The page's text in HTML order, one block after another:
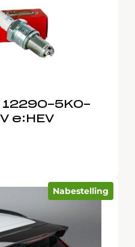
12290-5K0-
e:HEV
Nabestelling